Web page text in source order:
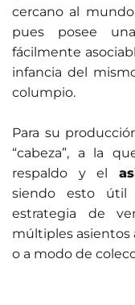
cercano al
pues posee una
fácilmente
infancia del
columpio.
Para su
“cabeza”, a la
respaldo y el
siendo esto
estrategia de
múltiples asientos
o a modo de